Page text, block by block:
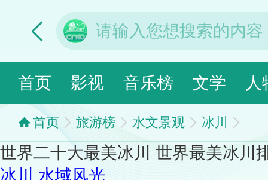
首页 影视 音乐榜 文学 人
首页 旅游榜 水文景观 冰川
世界二十大最美冰川 世界最美冰川
冰川
水域风光